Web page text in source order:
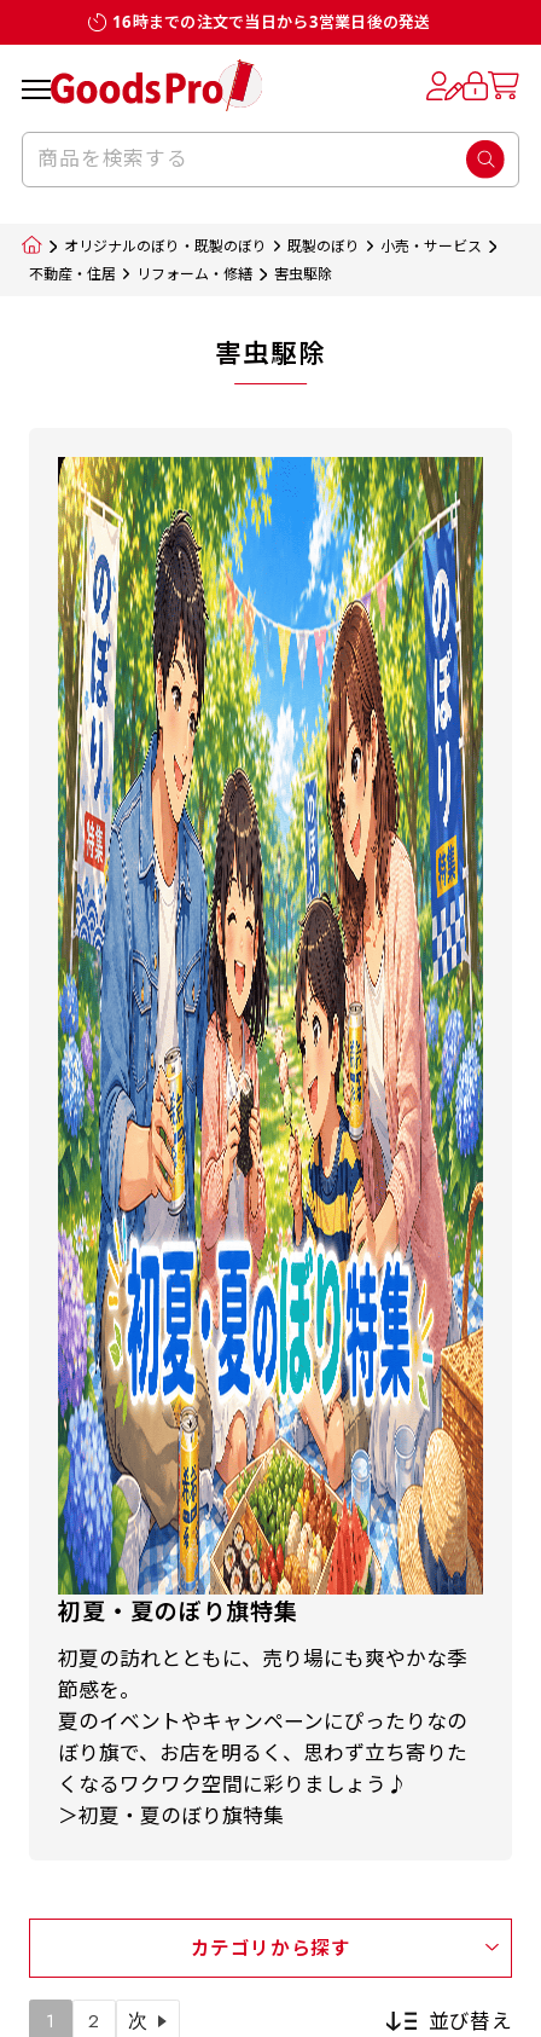
16時までの注文で当日から3営業日後の発送
オリジナルのぼり・既製のぼり 既製のぼり
小売・サービス
不動産・住居
リフォーム・修繕 害虫駆除
害虫駆除
初夏・夏のぼり旗特集
初夏の訪れとともに、売り場にも爽やかな季
節感を。
夏のイベントやキャンペーンにぴったりなの
ぼり旗で、お店を明るく、思わず立ち寄りた
くなるワクワク空間に彩りましょう♪
＞初夏・夏のぼり旗特集
カテゴリから探す
1 2 次 並び替え